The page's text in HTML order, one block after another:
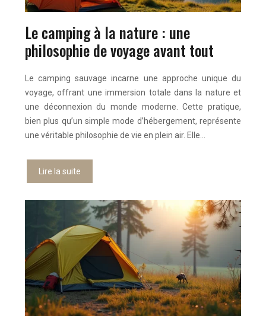
Le camping à la nature : une
philosophie de voyage avant tout
Le camping sauvage incarne une approche unique du
voyage, offrant une immersion totale dans la nature et
une déconnexion du monde moderne. Cette pratique,
bien plus qu’un simple mode d’hébergement, représente
une véritable philosophie de vie en plein air. Elle…
Lire la suite